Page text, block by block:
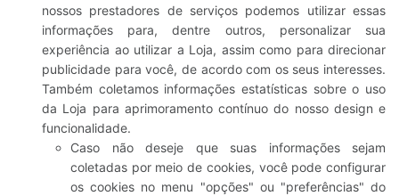
nossos prestadores de serviços podemos utilizar essas
informações para, dentre outros, personalizar sua
experiência ao utilizar a Loja, assim como para direcionar
publicidade para você, de acordo com os seus interesses.
Também coletamos informações estatísticas sobre o uso
da Loja para aprimoramento contínuo do nosso design e
funcionalidade.
Caso não deseje que suas informações sejam
coletadas por meio de cookies, você pode configurar
os cookies no menu "opções" ou "preferências" do